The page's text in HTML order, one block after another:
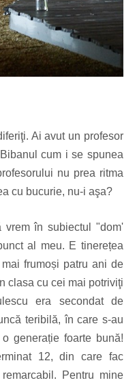
Ai avut un profesor
cum i se spunea
nu prea ritma
cu bucurie, nu-i aşa?
în subiectul "dom'
al meu. E tinerețea
frumoși patru ani de
clasa cu cei mai potriviţi
era secondat de
teribilă, în care s-au
generație foarte bună!
12, din care fac
Pentru mine